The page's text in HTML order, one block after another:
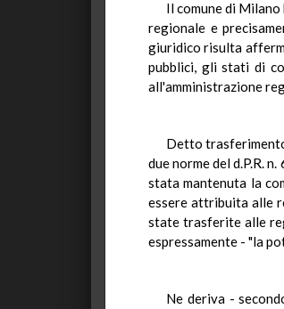
Il comune di
regionale e
giuridico risulta
pubblici, gli stati di
all'amministrazione
Detto
due norme del d.P.R.
stata mantenuta la
essere attribuita alle
state trasferite alle
espressamente - "la
Ne deriva -